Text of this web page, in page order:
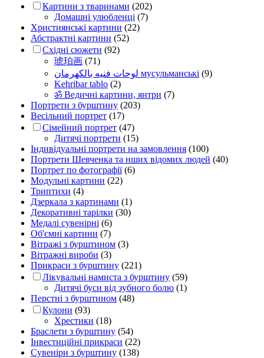
Картини з тваринами (202)
Домашні улюбленці (7)
Християнські картини (22)
Абстрактні картини (52)
Східні сюжети (92)
琥珀画 (71)
لوحات فنيه بالكهرمان мусульманські (9)
Kehribar tablo (2)
ॐ Ведичні картини, янтри (7)
Портрети з бурштину (203)
Весільний портрет (17)
Сімейний портрет (47)
Дитячі портрети (15)
Індивідуальні портрети на замовлення (100)
Портрети Шевченка та нших відомих людей (40)
Портрет по фотографії(6)
Модульні картини (22)
Триптихи (4)
Дзеркала з картинами (1)
Декоративні тарілки (30)
Медалі сувенірні (6)
Об'ємні картини (7)
Вітражі з бурштином (3)
Вітражні вироби (3)
Прикраси з бурштину (221)
Лікувальні намиста з бурштину (59)
Дитячі буси від зубного болю (1)
Перстні з бурштином (48)
Кулони (93)
Хрестики (18)
Браслети з бурштину (54)
Інвестиційні прикраси (22)
Сувеніри з бурштину (138)